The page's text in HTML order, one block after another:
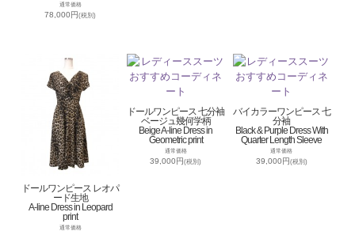
通常価格
78,000円(税別)
ドールワンピース レオパ
ード生地
A-line Dress in Leopard
print
通常価格
ドールワンピース 七分袖
ベージュ幾何学柄
Beige A-line Dress in
Geometric print
通常価格
39,000円(税別)
バイカラーワンピース 七
分袖
Black & Purple Dress With
Quarter Length Sleeve
通常価格
39,000円(税別)